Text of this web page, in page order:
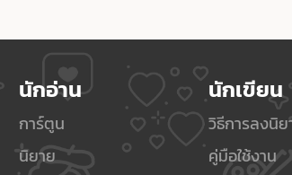
นักอ่าน
การ์ตูน
นิยาย
นักเขียน
วิธีการลงนิ
คู่มือใช้งาน